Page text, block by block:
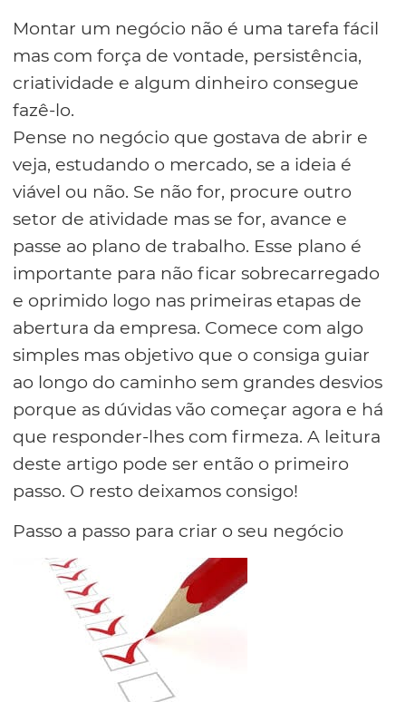
Montar um negócio não é uma tarefa fácil
mas com força de vontade, persistência,
criatividade e algum dinheiro consegue
fazê-lo.
Pense no negócio que gostava de abrir e
veja, estudando o mercado, se a ideia é
viável ou não. Se não for, procure outro
setor de atividade mas se for, avance e
passe ao plano de trabalho. Esse plano é
importante para não ficar sobrecarregado
e oprimido logo nas primeiras etapas de
abertura da empresa. Comece com algo
simples mas objetivo que o consiga guiar
ao longo do caminho sem grandes desvios
porque as dúvidas vão começar agora e há
que responder-lhes com firmeza. A leitura
deste artigo pode ser então o primeiro
passo. O resto deixamos consigo!
Passo a passo para criar o seu negócio